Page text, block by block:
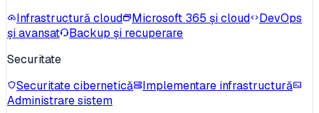
Infrastructură cloud
Microsoft 365 și cloud
DevOps
și avansat
Backup și recuperare
Securitate
Securitate cibernetică
Implementare infrastructură
Administrare sistem